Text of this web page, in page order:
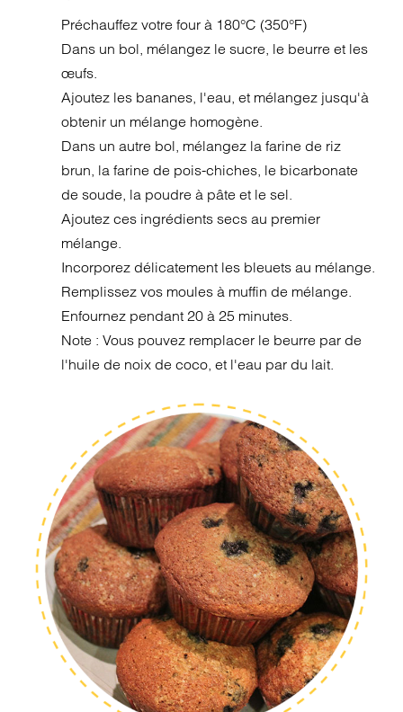
Préchauffez votre four à 180°C (350°F)
Dans un bol, mélangez le sucre, le beurre et les
œufs.
Ajoutez les bananes, l'eau, et mélangez jusqu'à
obtenir un mélange homogène.
Dans un autre bol, mélangez la farine de riz
brun, la farine de pois-chiches, le bicarbonate
de soude, la poudre à pâte et le sel.
Ajoutez ces ingrédients secs au premier
mélange.
Incorporez délicatement les bleuets au mélange.
Remplissez vos moules à muffin de mélange.
Enfournez pendant 20 à 25 minutes.
Note : Vous pouvez remplacer le beurre par de
l'huile de noix de coco, et l'eau par du lait.